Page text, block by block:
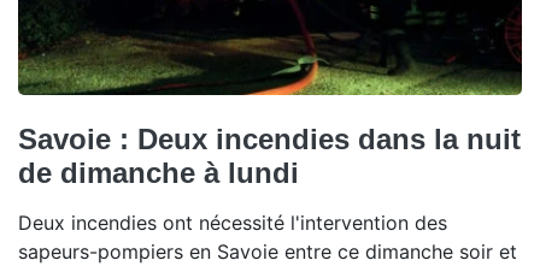
Savoie : Deux incendies dans la nuit
de dimanche à lundi
Deux incendies ont nécessité l'intervention des
sapeurs-pompiers en Savoie entre ce dimanche soir et